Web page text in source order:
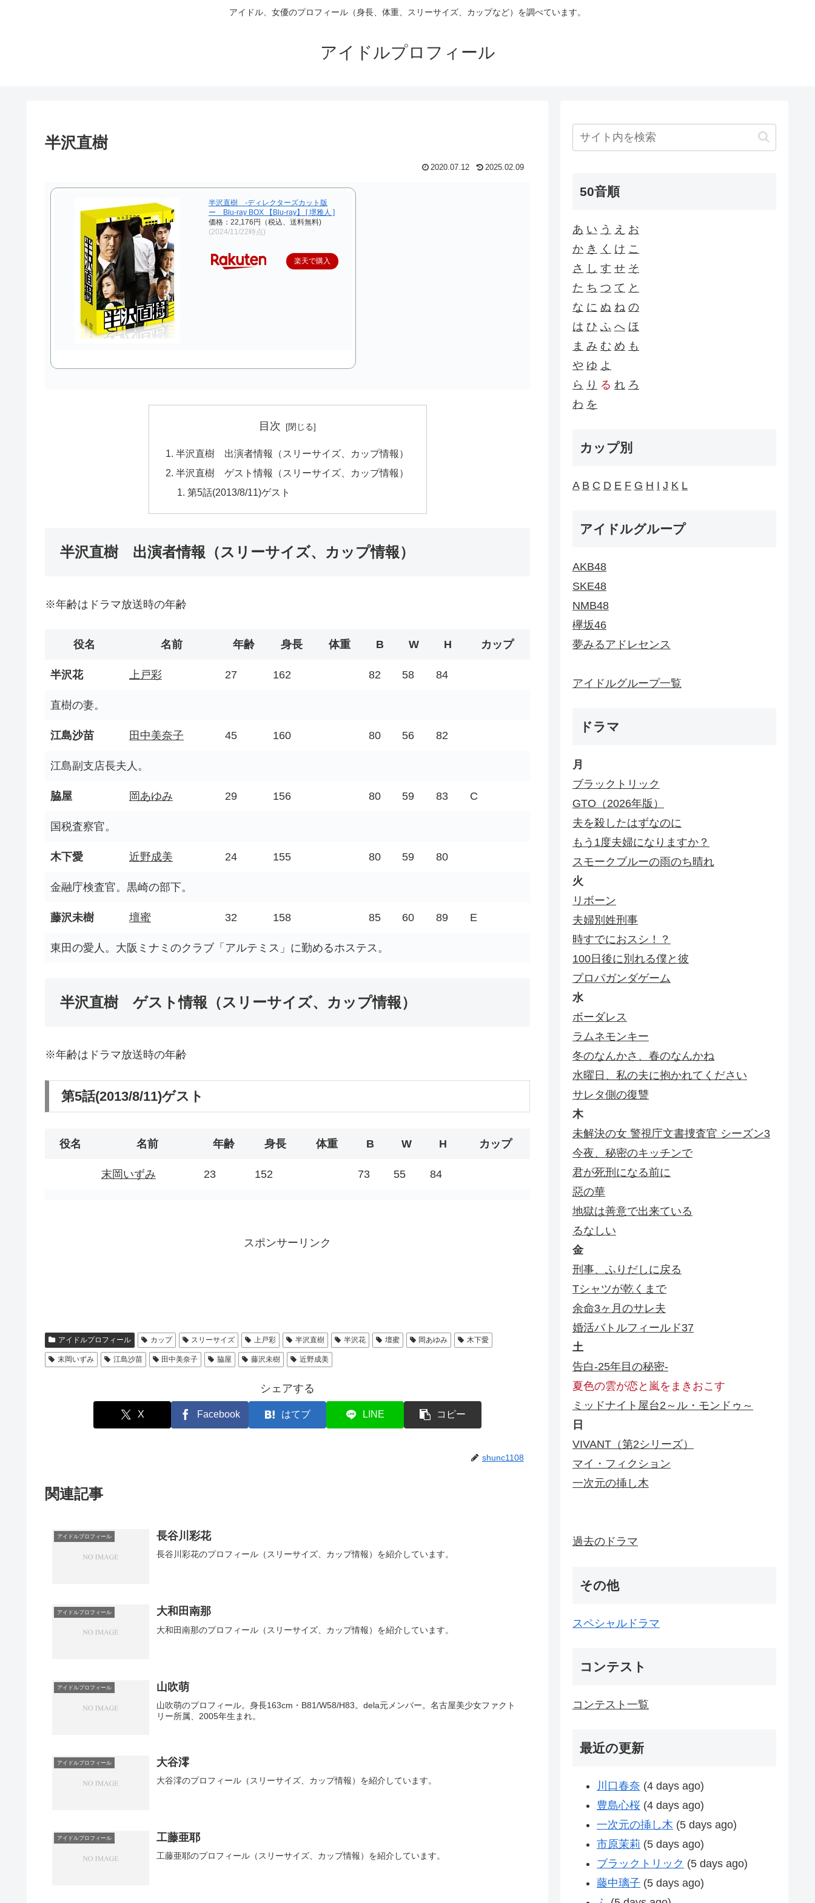
アイドル、女優のプロフィール（身長、体重、スリーサイズ、カップなど）を調べています。
アイドルプロフィール
半沢直樹
2020.07.12 2025.02.09
半沢直樹 -ディレクターズカット版
ー Blu-ray BOX 【Blu-ray】 [ 堺雅人 ]
価格：22,176円（税込、送料無料)
(2024/11/22時点)
楽天で購入
目次
半沢直樹 出演者情報（スリーサイズ、カップ情報）
半沢直樹 ゲスト情報（スリーサイズ、カップ情報）
第5話(2013/8/11)ゲスト
半沢直樹 出演者情報（スリーサイズ、カップ情報）
※年齢はドラマ放送時の年齢
役名 名前 年齢 身長 体重 B W H カップ
半沢花 上戸彩 27 162 82 58 84
直樹の妻。
江島沙苗 田中美奈子 45 160 80 56 82
江島副支店長夫人。
脇屋 岡あゆみ 29 156 80 59 83 C
国税査察官。
木下愛 近野成美 24 155 80 59 80
金融庁検査官。黒崎の部下。
藤沢未樹 壇蜜 32 158 85 60 89 E
東田の愛人。大阪ミナミのクラブ「アルテミス」に勤めるホステス。
半沢直樹 ゲスト情報（スリーサイズ、カップ情報）
※年齢はドラマ放送時の年齢
第5話(2013/8/11)ゲスト
役名 名前 年齢 身長 体重 B W H カップ
末岡いずみ 23 152 73 55 84
スポンサーリンク
アイドルプロフィール カップ スリーサイズ 上戸彩 半沢直樹 半沢花 壇蜜 岡あゆみ 木下愛
末岡いずみ 江島沙苗 田中美奈子 脇屋 藤沢未樹 近野成美
シェアする
X Facebook はてブ LINE コピー
shunc1108
関連記事
アイドルプロフィール 長谷川彩花
長谷川彩花のプロフィール（スリーサイズ、カップ情報）を紹介しています。
アイドルプロフィール 大和田南那
大和田南那のプロフィール（スリーサイズ、カップ情報）を紹介しています。
アイドルプロフィール 山吹萌
山吹萌のプロフィール。身長163cm・B81/W58/H83。dela元メンバー。名古屋美少女ファクト
リー所属、2005年生まれ。
アイドルプロフィール 大谷澪
大谷澪のプロフィール（スリーサイズ、カップ情報）を紹介しています。
アイドルプロフィール 工藤亜耶
工藤亜耶のプロフィール（スリーサイズ、カップ情報）を紹介しています。
50音順
あ い う え お
か き く け こ
さ
し す せ そ
た ち つ て と
な に ぬ ね の
は ひ ふ へ ほ
ま み む め も
や ゆ よ
ら り る れ ろ
わ を
カップ別
A B C D E F G H I J K L
アイドルグループ
AKB48
SKE48
NMB48
欅坂46
夢みるアドレセンス
アイドルグループ一覧
ドラマ
月
ブラックトリック
GTO（2026年版）
夫を殺したはずなのに
もう1度夫婦になりますか？
スモークブルーの雨のち晴れ
火
リボーン
夫婦別姓刑事
時すでにおスシ！？
100日後に別れる僕と彼
プロパガンダゲーム
水
ボーダレス
ラムネモンキー
冬のなんかさ、春のなんかね
水曜日、私の夫に抱かれてください
サレタ側の復讐
木
未解決の女 警視庁文書捜査官 シーズン3
今夜、秘密のキッチンで
君が死刑になる前に
惡の華
地獄は善意で出来ている
るなしい
金
刑事、ふりだしに戻る
Tシャツが乾くまで
余命3ヶ月のサレ夫
婚活バトルフィールド37
土
告白-25年目の秘密-
夏色の雲が恋と嵐をまきおこす
ミッドナイト屋台2～ル・モンドゥ～
日
VIVANT（第2シリーズ）
マイ・フィクション
一次元の挿し木
過去のドラマ
その他
スペシャルドラマ
コンテスト
コンテスト一覧
最近の更新
川口春奈 (4 days ago)
豊島心桜 (4 days ago)
一次元の挿し木 (5 days ago)
市原茉莉 (5 days ago)
ブラックトリック (5 days ago)
藤中璃子 (5 days ago)